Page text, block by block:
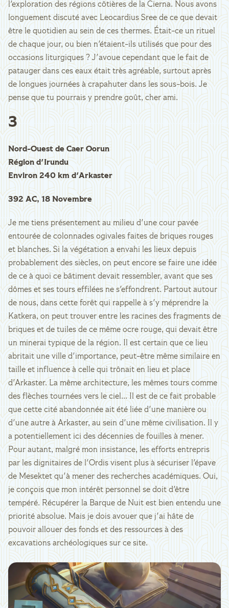
l'exploration des régions côtières de la Cierna. Nous avons
longuement discuté avec Leocardius Sree de ce que devait
être le quotidien au sein de ces thermes. Était-ce un rituel
de chaque jour, ou bien n'étaient-ils utilisés que pour des
occasions liturgiques ? J'avoue cependant que le fait de
patauger dans ces eaux était très agréable, surtout après
de longues journées à crapahuter dans les sous-bois. Je
pense que tu pourrais y prendre goût, cher ami.
3
Nord-Ouest de Caer Oorun
Région d'Irundu
Environ 240 km d'Arkaster
392 AC, 18 Novembre
Je me tiens présentement au milieu d'une cour pavée
entourée de colonnades ogivales faites de briques rouges
et blanches. Si la végétation a envahi les lieux depuis
probablement des siècles, on peut encore se faire une idée
de ce à quoi ce bâtiment devait ressembler, avant que ses
dômes et ses tours effilées ne s'effondrent. Partout autour
de nous, dans cette forêt qui rappelle à s'y méprendre la
Katkera, on peut trouver entre les racines des fragments de
briques et de tuiles de ce même ocre rouge, qui devait être
un minerai typique de la région. Il est certain que ce lieu
abritait une ville d'importance, peut-être même similaire en
taille et influence à celle qui trônait en lieu et place
d'Arkaster. La même architecture, les mêmes tours comme
des flèches tournées vers le ciel... Il est de ce fait probable
que cette cité abandonnée ait été liée d'une manière ou
d'une autre à Arkaster, au sein d'une même civilisation. Il y
a potentiellement ici des décennies de fouilles à mener.
Pour autant, malgré mon insistance, les efforts entrepris
par les dignitaires de l'Ordis visent plus à sécuriser l'épave
de Mesektet qu'à mener des recherches académiques. Oui,
je conçois que mon intérêt personnel se doit d'être
tempéré. Récupérer la Barque de Nuit est bien entendu une
priorité absolue. Mais je dois avouer que j'ai hâte de
pouvoir allouer des fonds et des ressources à des
excavations archéologiques sur ce site.